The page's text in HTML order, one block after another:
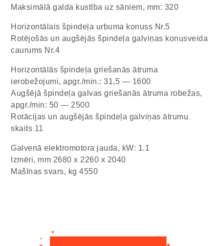
Maksimālā galda kustība uz sāniem, mm: 320
Horizontālais špindeļa urbuma konuss Nr.5
Rotējošās un augšējās špindeļa galviņas konusveida
caurums Nr.4
Horizontālās špindeļa griešanās ātruma
ierobežojumi, apgr./min.: 31,5 — 1600
Augšējā špindeļa galvas griešanās ātruma robežas,
apgr./min: 50 — 2500
Rotācijas un augšējās špindeļa galviņas ātrumu
skaits 11
Galvenā elektromotora jauda, ​​kW: 1.1
Izmēri, mm 2680 x 2260 x 2040
Mašīnas svars, kg 4550